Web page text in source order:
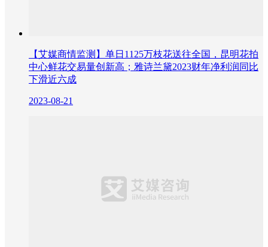
【艾媒商情监测】单日1125万枝花送往全国，昆明花拍
中心鲜花交易量创新高；雅诗兰黛2023财年净利润同比
下滑近六成
2023-08-21